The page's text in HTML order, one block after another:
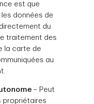
est que
données de
du
traitement des
la carte de
au
– Peut
propriétaires